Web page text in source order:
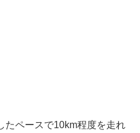
たペースで10km程度を走れ